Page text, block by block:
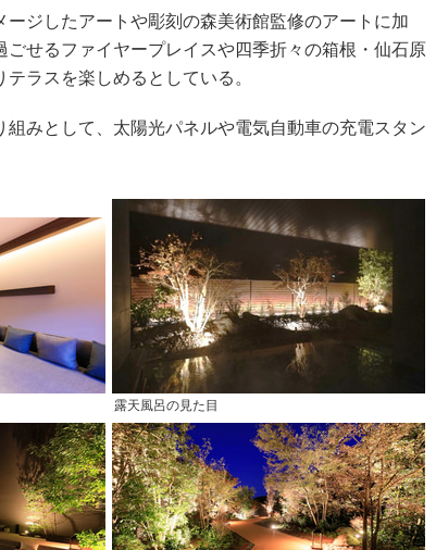
ジしたアートや彫刻の森美術館監修のアートに加
ごせるファイヤープレイスや四季折々の箱根・仙石原
ラスを楽しめるとしている。
みとして、太陽光パネルや電気自動車の充電スタン
露天風呂の見た目